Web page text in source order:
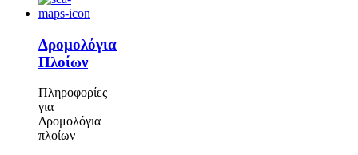
Δρομολόγια
Πλοίων
Πληροφορίες
για
Δρομολόγια
πλοίων